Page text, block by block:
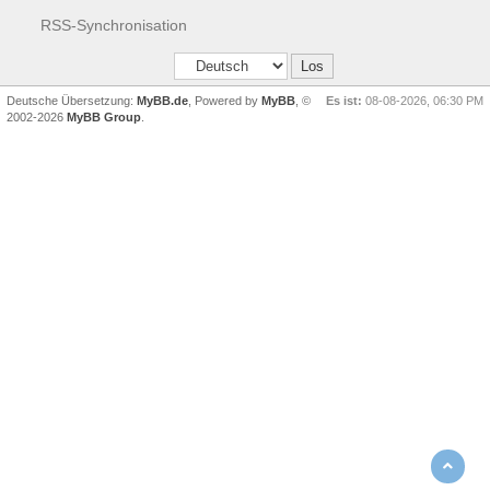
RSS-Synchronisation
Es ist: 08-08-2026, 06:30 PM
Deutsche Übersetzung: MyBB.de , Powered by MyBB , ©
2002-2026 MyBB Group